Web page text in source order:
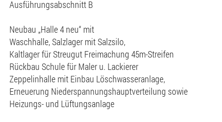
Ausführungsabschnitt B
Neubau „Halle 4 neu“ mit
Waschhalle, Salzlager mit Salzsilo,
Kaltlager für Streugut Freimachung 45m-Streifen
Rückbau Schule für Maler u. Lackierer
Zeppelinhalle mit Einbau Löschwasseranlage,
Erneuerung Niederspannungshauptverteilung sowie
Heizungs- und Lüftungsanlage